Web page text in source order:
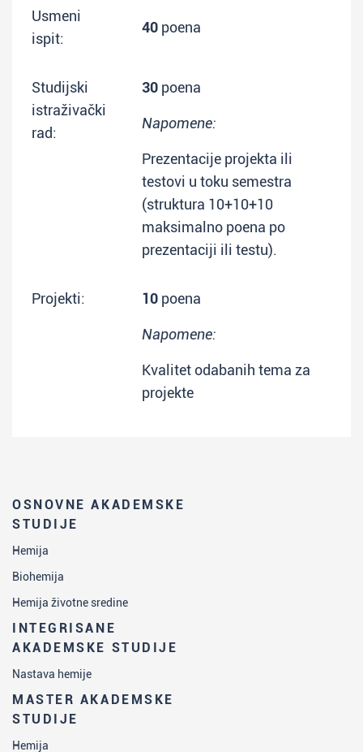
OSNOVNE AKADEMSKE
STUDIJE
Hemija
Biohemija
Hemija životne sredine
INTEGRISANE
AKADEMSKE STUDIJE
Nastava hemije
MASTER AKADEMSKE
STUDIJE
Hemija
Usmeni
ispit:
40 poena
Studijski
istraživački
rad:
30 poena
Napomene:
Prezentacije projekta ili
testovi u toku semestra
(struktura 10+10+10
maksimalno poena po
prezentaciji ili testu).
Projekti: 10 poena
Napomene:
Kvalitet odabanih tema za
projekte